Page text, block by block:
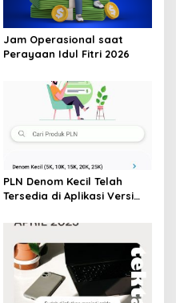
Jam Operasional saat
Perayaan Idul Fitri 2026
PLN Denom Kecil Telah
Tersedia di Aplikasi Versi